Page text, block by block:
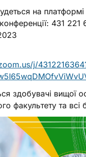
на
431 221
j/
здобувачі вищої
факультету та